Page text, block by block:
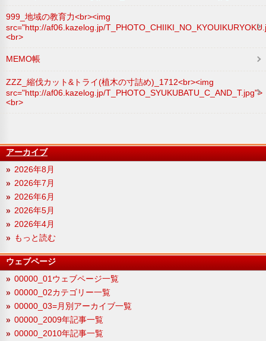
999_地域の教育力<br><img
src="http://af06.kazelog.jp/
<br>
MEMO帳
ZZZ_縮伐カット&トライ(植木の寸詰め)_1712<br><img
src="http://af06.kazelog.jp/T_PHOTO_SYUKUBATU_C_AND_T.jpg">
<br>
アーカイブ
2026年8月
2026年7月
2026年6月
2026年5月
2026年4月
もっと読む
ウェブページ
00000_01ウェブページ一覧
00000_02カテゴリー一覧
00000_03=月別アーカイブ一覧
00000_2009年記事一覧
00000_2010年記事一覧